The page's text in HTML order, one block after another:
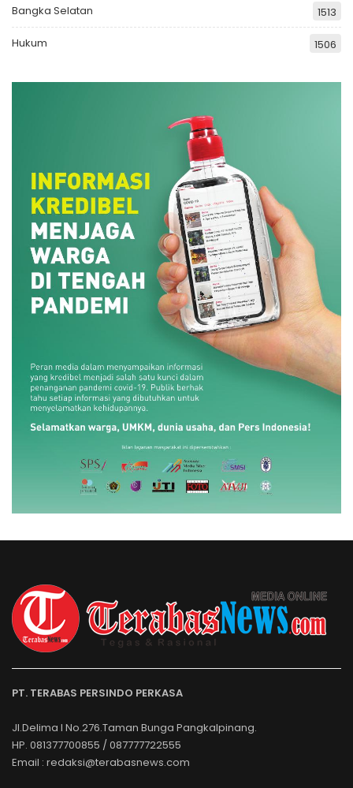
Bangka Selatan 1513
Hukum 1506
PT. TERABAS PERSINDO PERKASA
Jl.Delima I No.276.Taman Bunga Pangkalpinang.
HP. 081377700855 / 087777722555
Email : redaksi@terabasnews.com